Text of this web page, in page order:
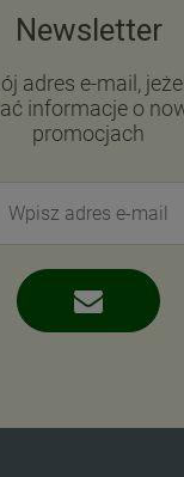
Newsletter
adres e-mail,
informacje o
promocjach